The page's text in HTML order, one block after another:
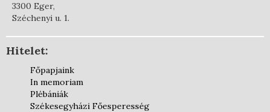
3300 Eger,
Széchenyi u. 1.
Hitelet:
Főpapjaink
In memoriam
Plébániák
Székesegyházi Főesperesség